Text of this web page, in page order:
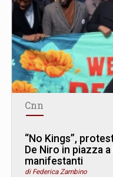
Cnn
“No Kings”,
De Niro in piazza
manifestanti
di Federica Zambino